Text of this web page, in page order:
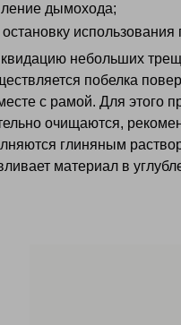
дымохода;
использования
небольших
побелка
с рамой. Для этого
очищаются,
глиняным
материал в